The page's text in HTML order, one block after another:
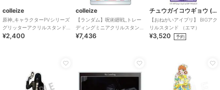
colleize
原神_キャラクターPVシリーズ
グリッターアクリルスタンド
ヌヴィレット
¥2,400
colleize
【ランダム】呪術廻戦_トレー
ディングミニアクリルスタン
ド プレゼントVer.【BOX】
¥7,436
チュウガイコウギョウ (Chugai Mining)
【おねがいアイプリ】 BIGアク
リルスタンド （エマ）
¥3,520 予約